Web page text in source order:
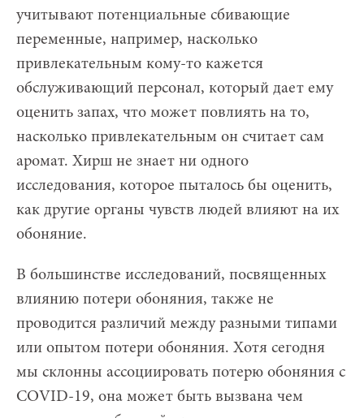
учитывают потенциальные сбивающие
переменные, например, насколько
привлекательным кому-то кажется
обслуживающий персонал, который дает ему
оценить запах, что может повлиять на то,
насколько привлекательным он считает сам
аромат. Хирш не знает ни одного
исследования, которое пыталось бы оценить,
как другие органы чувств людей влияют на их
обоняние.
В большинстве исследований, посвященных
влиянию потери обоняния, также не
проводится различий между разными типами
или опытом потери обоняния. Хотя сегодня
мы склонны ассоциировать потерю обоняния с
COVID-19, она может быть вызвана чем